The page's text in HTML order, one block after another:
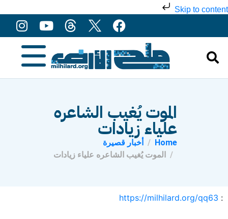
Skip to content
الموت يُغيب الشاعره
علياء زيادات
Home
أخبار قصيرة
الموت يُغيب الشاعره علياء زيادات
:
https://milhilard.org/qq63